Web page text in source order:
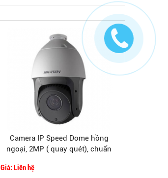
Camera IP Speed Dome hồng
ngoại, 2MP ( quay quét), chuẩn
Giá: Liên hệ